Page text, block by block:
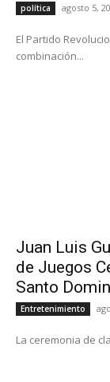
política agosto 5,
El Partido
combinación...
Juan Luis
de Juegos
Santo
Entretenimiento
La ceremonia de